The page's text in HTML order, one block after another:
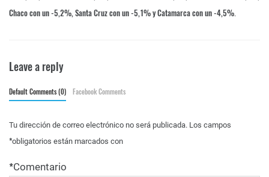
Chaco con un -5,2%, Santa Cruz con un -5,1% y Catamarca con un -4,5%.
Leave a reply
Default Comments (0) Facebook Comments
Tu dirección de correo electrónico no será publicada. Los campos
obligatorios están marcados con
*
Comentario
*